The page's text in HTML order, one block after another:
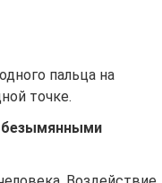
пальца на
точке.
безымянными